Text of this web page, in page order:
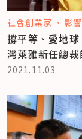
社會創業家 影
撐平等、愛地
灣萊雅新任總
2021.11.03